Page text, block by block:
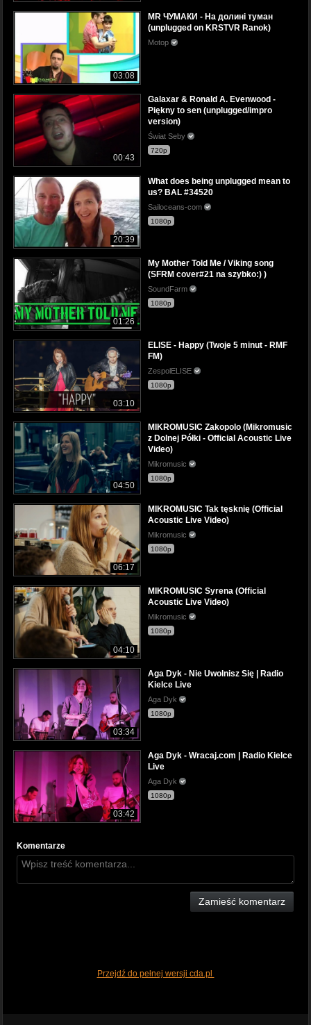
03:08
MR ЧУМАКИ - На долині туман
(unplugged on KRSTVR Ranok)
Motop
00:43
Galaxar & Ronald A. Evenwood -
Piękny to sen (unplugged/impro
version)
Świat Seby
720p
20:39
What does being unplugged mean to
us? BAL #34520
Sailoceans-com
1080p
01:26
My Mother Told Me / Viking song
(SFRM cover#21 na szybko:) )
SoundFarm
1080p
03:10
ELISE - Happy (Twoje 5 minut - RMF
FM)
ZespolELISE
1080p
04:50
MIKROMUSIC Zakopolo (Mikromusic
z Dolnej Półki - Official Acoustic Live
Video)
Mikromusic
1080p
06:17
MIKROMUSIC Tak tęsknię (Official
Acoustic Live Video)
Mikromusic
1080p
04:10
MIKROMUSIC Syrena (Official
Acoustic Live Video)
Mikromusic
1080p
03:34
Aga Dyk - Nie Uwolnisz Się | Radio
Kielce Live
Aga Dyk
1080p
03:42
Aga Dyk - Wracaj.com | Radio Kielce
Live
Aga Dyk
1080p
Komentarze
Zamieść komentarz
Przejdź do pełnej wersji cda.pl